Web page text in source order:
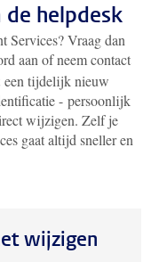
helpdesk
Services? Vraag dan
aan of neem contact
een tijdelijk nieuw
- persoonlijk
wijzigen. Zelf je
gaat altijd sneller en
wijzigen